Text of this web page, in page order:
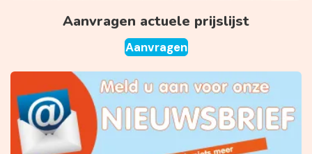
Aanvragen actuele prijslijst
Aanvragen